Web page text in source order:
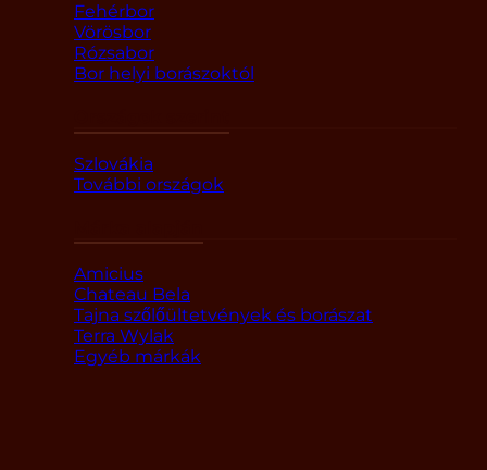
Fehérbor
Vörösbor
Rózsabor
Bor helyi borászoktól
Szlovákia
További országok
Amicius
Chateau Bela
Tajna szőlőültetvények és borászat
Terra Wylak
Egyéb márkák